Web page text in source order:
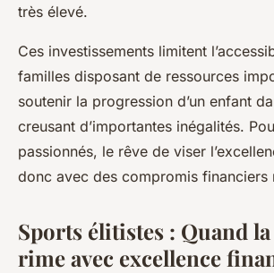
très élevé.
Ces investissements limitent
familles disposant de ressources
soutenir la progression d’un enfant
creusant d’importantes inégalités.
passionnés, le rêve de viser
donc avec des compromis financiers
Sports élitistes : Quand
rime avec excellence